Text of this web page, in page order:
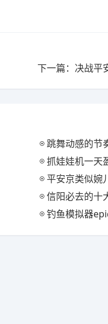
跳舞动感的节奏感怎
抓娃娃机一天盈
平安京类似婉儿
信阳必去的十大景点
钓鱼模拟器